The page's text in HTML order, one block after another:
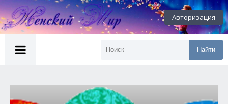
Авторизация
Найти